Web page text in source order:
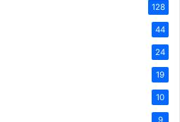
128
44
24
19
10
9